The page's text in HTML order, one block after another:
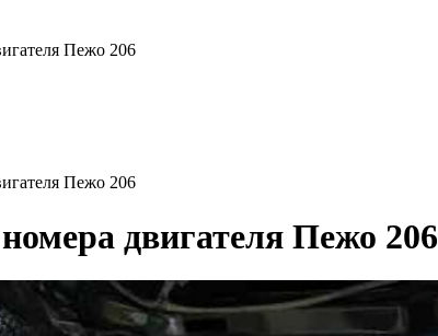
Пежо 206
Пежо 206
двигателя Пежо 206